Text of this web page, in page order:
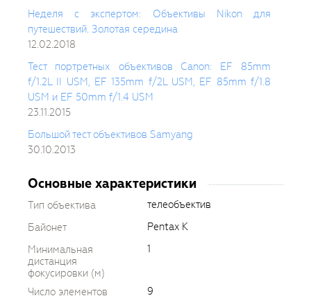
Неделя с экспертом: Объективы Nikon для
путешествий. Золотая середина
12.02.2018
Тест портретных объективов Canon: EF 85mm
f/1.2L II USM, EF 135mm f/2L USM, EF 85mm f/1.8
USM и EF 50mm f/1.4 USM
23.11.2015
Большой тест объективов Samyang
30.10.2013
Основные характеристики
Тип объектива
телеобъектив
Байонет
Pentax K
Минимальная
дистанция
фокусировки (м)
1
Число элементов
9